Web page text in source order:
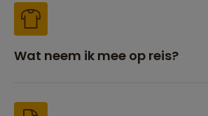
Wat neem ik mee op reis?